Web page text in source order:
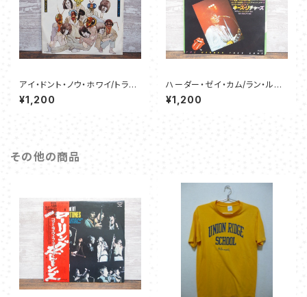
アイ・ドント・ノウ・ホワイ/トラ
イ・ア・リトル・ハーダー - ローリ
ング・ストーンズ
¥1,200
ハーダー・ゼイ・カム/ラン・ルド
ルフ・ラン - キース・リチャーズ
¥1,200
その他の商品